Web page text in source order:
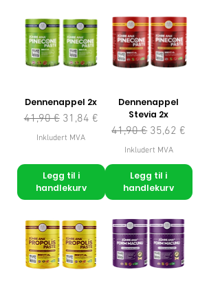
Dennenappel 2x
Vanlig pris
41,90 € Salgspris
31,84 €
Inkludert MVA
Legg til i
handlekurv
Dennenappel
Stevia 2x
Vanlig pris
41,90 € Salgspris
35,62 €
Inkludert MVA
Legg til i
handlekurv